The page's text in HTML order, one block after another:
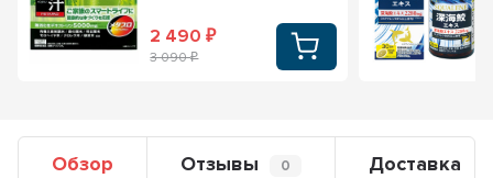
2 490₽
3 090₽
Обзор Отзывы 0 Доставка